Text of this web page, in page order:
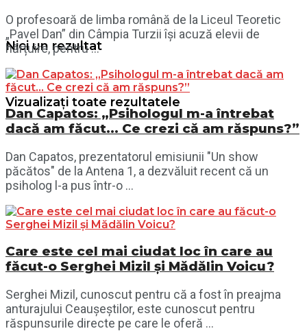
Nici un rezultat
Vizualizați toate rezultatele
O profesoară de limba română de la Liceul Teoretic
„Pavel Dan” din Câmpia Turzii își acuză elevii de
hărțuire, pentru ...
Dan Capatos: „Psihologul m-a întrebat
dacă am făcut… Ce crezi că am răspuns?”
Dan Capatos, prezentatorul emisiunii "Un show
păcătos" de la Antena 1, a dezvăluit recent că un
psiholog l-a pus într-o ...
Care este cel mai ciudat loc în care au
făcut-o Serghei Mizil și Mădălin Voicu?
Serghei Mizil, cunoscut pentru că a fost în preajma
anturajului Ceaușeștilor, este cunoscut pentru
răspunsurile directe pe care le oferă ...